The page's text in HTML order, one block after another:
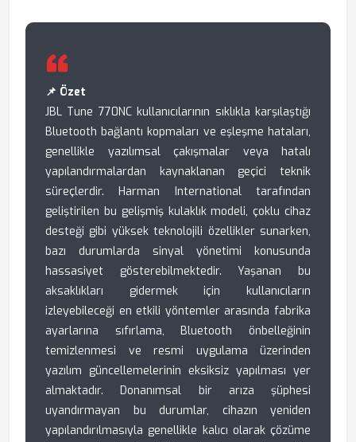
📌 Özet
JBL Tune 770NC kullanıcılarının sıklıkla karşılaştığı
Bluetooth bağlantı kopmaları ve eşleşme hataları,
genellikle yazılımsal çakışmalar veya hatalı
yapılandırmalardan kaynaklanan geçici teknik
süreçlerdir. Harman International tarafından
geliştirilen bu gelişmiş kulaklık modeli, çoklu cihaz
desteği gibi yüksek teknolojili özellikler sunarken,
bazı durumlarda sinyal yönetimi konusunda
hassasiyet gösterebilmektedir. Yaşanan bu
aksaklıkları gidermek için kullanıcıların
izleyebileceği en etkili yöntemler arasında fabrika
ayarlarına sıfırlama, Bluetooth önbelleğinin
temizlenmesi ve resmi uygulama üzerinden
yazılım güncellemelerinin eksiksiz yapılması yer
almaktadır. Donanımsal bir arıza şüphesi
uyandırmayan bu durumlar, cihazın yeniden
yapılandırılmasıyla genellikle kalıcı olarak çözüme